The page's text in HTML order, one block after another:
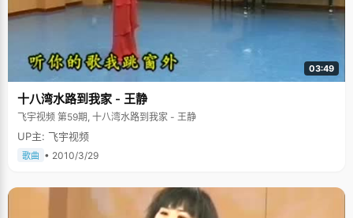
03:49
十八湾水路到我家 - 王静
飞宇视频 第59期, 十八湾水路到我家 - 王静
UP主: 飞宇视频
歌曲 • 2010/3/29